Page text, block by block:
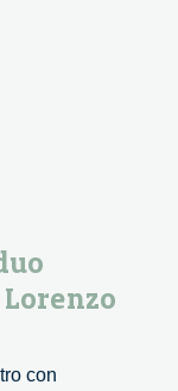
con